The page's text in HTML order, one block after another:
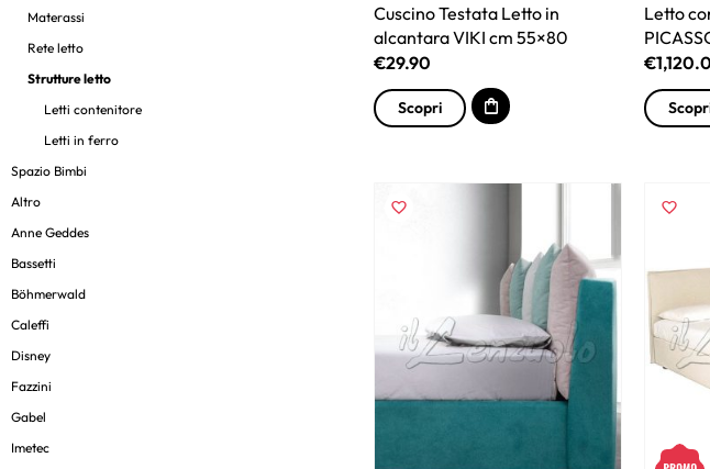
Materassi
Rete letto
Strutture letto
Letti contenitore
Letti in ferro
Spazio Bimbi
Altro
Anne Geddes
Bassetti
Böhmerwald
Caleffi
Disney
Fazzini
Gabel
Imetec
Cuscino Testata Letto in
alcantara VIKI cm 55×80
€29.90
Scopri
Letto
€